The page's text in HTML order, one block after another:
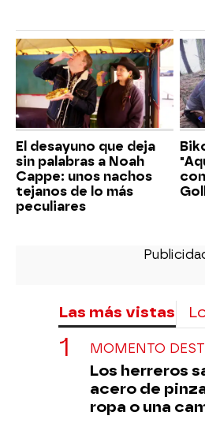
El desayuno que deja
sin palabras a Noah
Cappe: unos nachos
tejanos de lo más
peculiares
Las más vistas
MOMENTO
Los herreros
acero de
ropa o una